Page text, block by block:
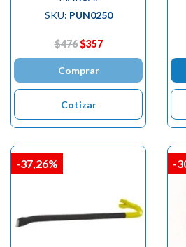
SKU: PUN0250
$476 $357
Comprar
Cotizar
-37,26% -